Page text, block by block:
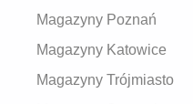
Magazyny Poznań
Magazyny Katowice
Magazyny Trójmiasto